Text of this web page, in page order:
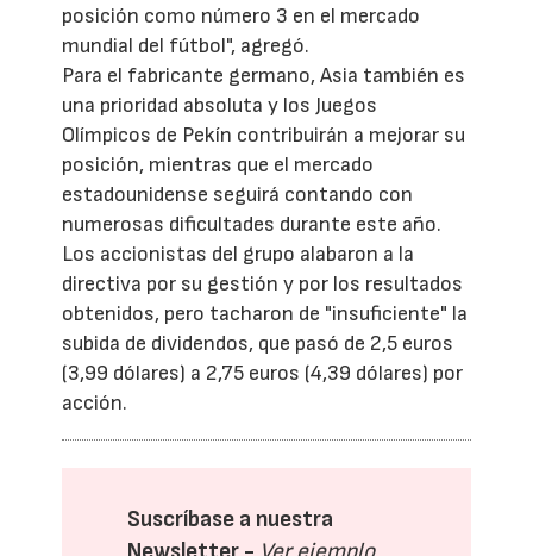
posición como número 3 en el mercado
mundial del fútbol", agregó.
Para el fabricante germano, Asia también es
una prioridad absoluta y los Juegos
Olímpicos de Pekín contribuirán a mejorar su
posición, mientras que el mercado
estadounidense seguirá contando con
numerosas dificultades durante este año.
Los accionistas del grupo alabaron a la
directiva por su gestión y por los resultados
obtenidos, pero tacharon de "insuficiente" la
subida de dividendos, que pasó de 2,5 euros
(3,99 dólares) a 2,75 euros (4,39 dólares) por
acción.
Suscríbase a nuestra